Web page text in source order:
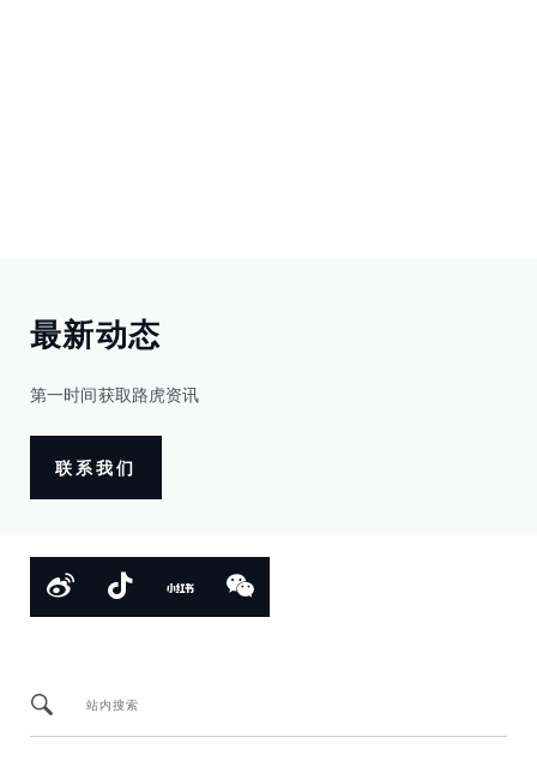
最新动态
第一时间获取路虎资讯
联系我们
站内搜索